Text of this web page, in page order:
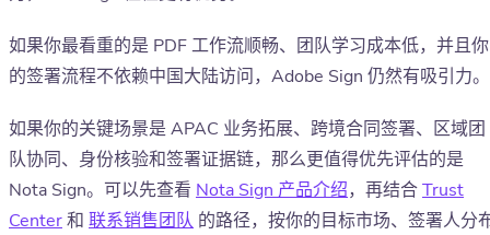
如果你最看重的是 PDF 工作流顺畅、团队学习成本低，并且你
的签署流程不依赖中国大陆访问，Adobe Sign 仍然有吸引力。
如果你的关键场景是 APAC 业务拓展、跨境合同签署、区域团
队协同、身份核验和签署证据链，那么更值得优先评估的是
Nota Sign。可以先查看 Nota Sign 产品介绍，再结合Trust
Center和 联系销售团队 的路径，按你的目标市场、签署人分